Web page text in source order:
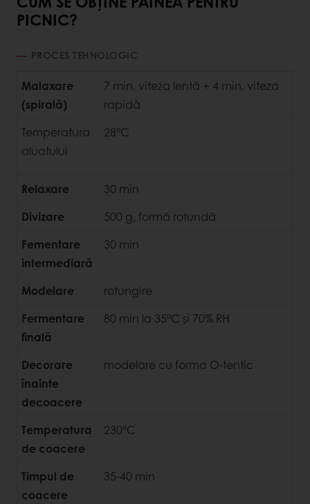
PICNIC?
PROCES TEHNOLOGIC
Malaxare
(spirală)
7 min. viteza lentă + 4 min. viteza
rapidă
Temperatura
aluatului
28°C
Relaxare
30 min
Divizare
500 g, formă rotundă
Fementare
intermediară
30 min
Modelare
rotungire
Fermentare
finală
80 min la 35°C și 70% RH
Decorare
înainte
decoacere
modelare cu forma O-tentic
Temperatura
de coacere
230°C
Timpul de
coacere
35-40 min